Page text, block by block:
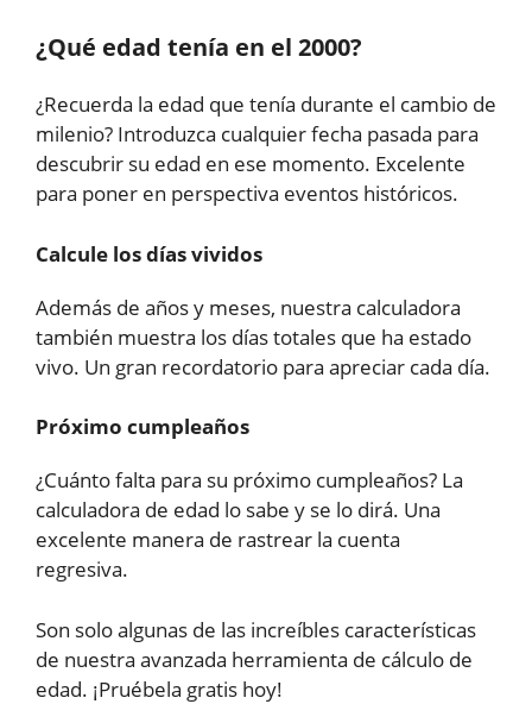
¿Qué edad tenía en el 2000?
¿Recuerda la edad que tenía durante el cambio de
milenio? Introduzca cualquier fecha pasada para
descubrir su edad en ese momento. Excelente
para poner en perspectiva eventos históricos.
Calcule los días vividos
Además de años y meses, nuestra calculadora
también muestra los días totales que ha estado
vivo. Un gran recordatorio para apreciar cada día.
Próximo cumpleaños
¿Cuánto falta para su próximo cumpleaños? La
calculadora de edad lo sabe y se lo dirá. Una
excelente manera de rastrear la cuenta
regresiva.
Son solo algunas de las increíbles características
de nuestra avanzada herramienta de cálculo de
edad. ¡Pruébela gratis hoy!